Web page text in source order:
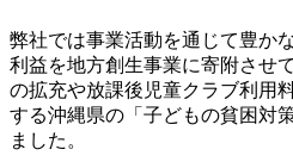
弊社では事業活動を通じて豊か
利益を地方創生事業に寄附させ
の拡充や放課後児童クラブ利用
する沖縄県の「子どもの貧困対
ました。